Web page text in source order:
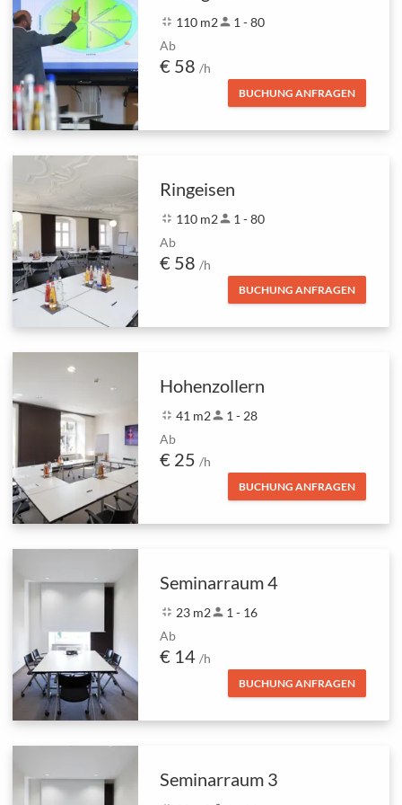
fullscreen_exit 110 m2person 1 - 80
Ab
€ 58 /h
BUCHUNG ANFRAGEN
Ringeisen
fullscreen_exit 110 m2person 1 - 80
Ab
€ 58 /h
BUCHUNG ANFRAGEN
Hohenzollern
fullscreen_exit 41 m2person 1 - 28
Ab
€ 25 /h
BUCHUNG ANFRAGEN
Seminarraum 4
fullscreen_exit 23 m2person 1 - 16
Ab
€ 14 /h
BUCHUNG ANFRAGEN
Seminarraum 3